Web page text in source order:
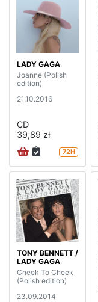
LADY GAGA
Joanne (Polish
edition)
21.10.2016
CD
39,89 zł
72H
TONY BENNETT /
LADY GAGA
Cheek To Cheek
(Polish edition)
23.09.2014